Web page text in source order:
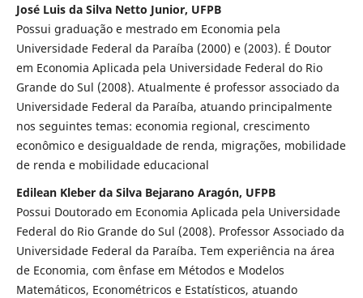
José Luis da Silva Netto Junior, UFPB
Possui graduação e mestrado em Economia pela
Universidade Federal da Paraíba (2000) e (2003). É Doutor
em Economia Aplicada pela Universidade Federal do Rio
Grande do Sul (2008). Atualmente é professor associado da
Universidade Federal da Paraíba, atuando principalmente
nos seguintes temas: economia regional, crescimento
econômico e desigualdade de renda, migrações, mobilidade
de renda e mobilidade educacional
Edilean Kleber da Silva Bejarano Aragón, UFPB
Possui Doutorado em Economia Aplicada pela Universidade
Federal do Rio Grande do Sul (2008). Professor Associado da
Universidade Federal da Paraíba. Tem experiência na área
de Economia, com ênfase em Métodos e Modelos
Matemáticos, Econométricos e Estatísticos, atuando